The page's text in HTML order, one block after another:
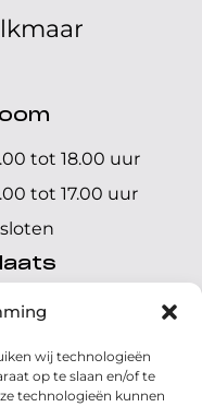
wij technologieën
op te slaan en/of te
technologieën kunnen
tot 18.00 uur
tot 17.00 uur
tot 17.00 uur